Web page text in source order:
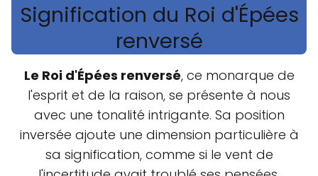
Signification du Roi d'Épées
renversé
Le Roi d'Épées renversé, ce monarque de
l'esprit et de la raison, se présente à nous
avec une tonalité intrigante. Sa position
inversée ajoute une dimension particulière à
sa signification, comme si le vent de